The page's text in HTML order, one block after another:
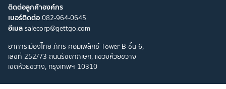
ติดต่อลูกค้าองค์กร
เบอร์ติดต่อ082-964-0645
อีเมลsalecorp@gettgo.com
อาคารเมืองไทย-ภัทร คอมเพล็กซ์ Tower B ชั้น 6,
เลขที่ 252/73 ถนนรัชดาภิเษก, แขวงห้วยขวาง
เขตห้วยขวาง, กรุงเทพฯ 10310